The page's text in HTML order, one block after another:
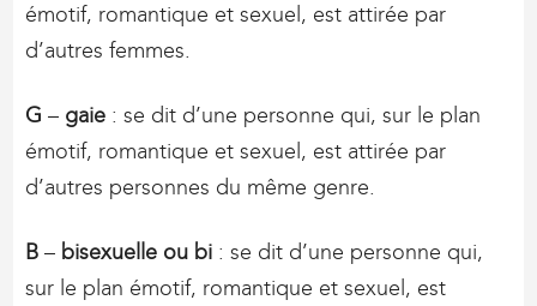
émotif, romantique et sexuel, est attirée par
d’autres femmes.
G– gaie : se dit d’une personne qui, sur le plan
émotif, romantique et sexuel, est attirée par
d’autres personnes du même genre.
B– bisexuelle ou bi : se dit d’une personne qui,
sur le plan émotif, romantique et sexuel, est